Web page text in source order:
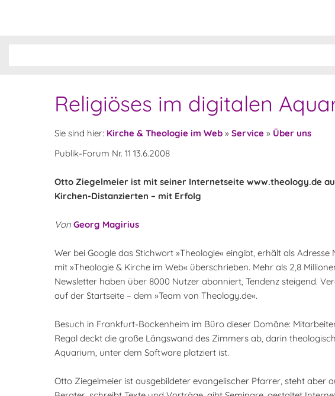
Religiöses im digitalen
Sie sind hier: Kirche & Theologie im Web » Service » Über uns
Publik-Forum Nr. 11 13.6.2008
Otto Ziegelmeier ist mit seiner Internetseite www.theology.de
Kirchen-Distanzierten – mit Erfolg
Von Georg Magirius
Wer bei Google das Stichwort »Theologie« eingibt, erhält als
mit »Theologie & Kirche im Web« überschrieben. Mehr als 2,8
Newsletter haben über 8000 Nutzer abonniert, Tendenz steigend.
auf der Startseite – dem »Team von Theology.de«.
Besuch in Frankfurt-Bockenheim im Büro dieser Domäne:
Regal deckt die große Längswand des Zimmers ab, darin
Aquarium, unter dem Software platziert ist.
Otto Ziegelmeier ist ausgebildeter evangelischer Pfarrer, steht aber